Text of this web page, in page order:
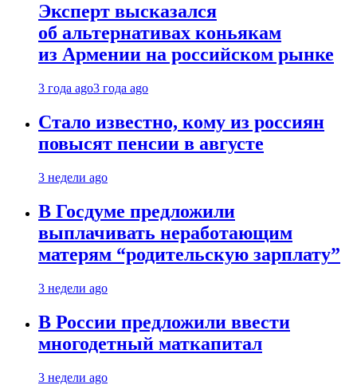
Эксперт высказался
об альтернативах коньякам
из Армении на российском рынке
3 года ago3 года ago
Стало известно, кому из россиян
повысят пенсии в августе
3 недели ago
В Госдуме предложили
выплачивать неработающим
матерям “родительскую зарплату”
3 недели ago
В России предложили ввести
многодетный маткапитал
3 недели ago